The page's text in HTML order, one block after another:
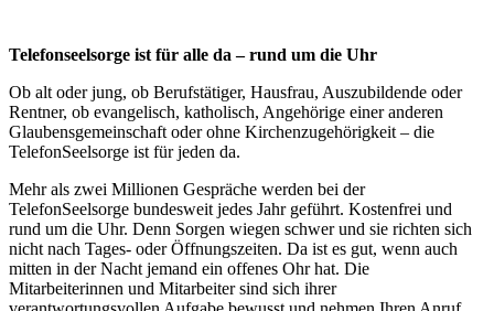
Telefonseelsorge ist für alle da – rund um die Uhr
Ob alt oder jung, ob Berufstätiger, Hausfrau, Auszubildende oder
Rentner, ob evangelisch, katholisch, Angehörige einer anderen
Glaubensgemeinschaft oder ohne Kirchenzugehörigkeit – die
TelefonSeelsorge ist für jeden da.
Mehr als zwei Millionen Gespräche werden bei der
TelefonSeelsorge bundesweit jedes Jahr geführt. Kostenfrei und
rund um die Uhr. Denn Sorgen wiegen schwer und sie richten sich
nicht nach Tages- oder Öffnungszeiten. Da ist es gut, wenn auch
mitten in der Nacht jemand ein offenes Ohr hat. Die
Mitarbeiterinnen und Mitarbeiter sind sich ihrer